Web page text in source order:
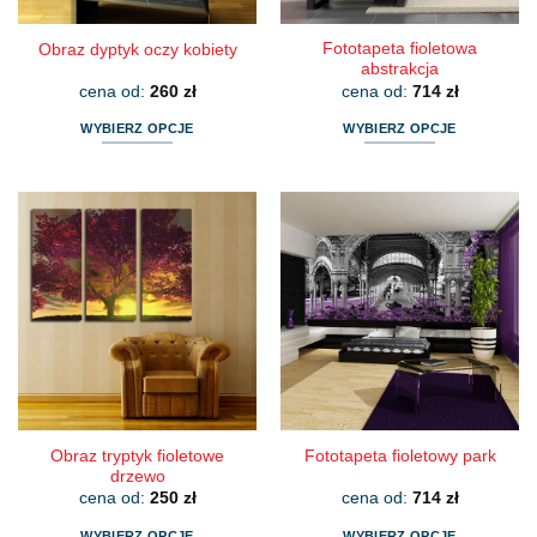
Obraz dyptyk oczy kobiety
cena od: 260 zł
WYBIERZ OPCJE
ma
wiele
wariantów.
Opcje
można
wybrać
na
stronie
produktu
Fototapeta fioletowa
abstrakcja
cena od: 714 zł
WYBIERZ OPCJE
wiele
wariantów.
Opcje
można
wybrać
na
stronie
produktu
Obraz tryptyk fioletowe
drzewo
cena od: 250 zł
Fototapeta fioletowy park
cena od: 714 zł